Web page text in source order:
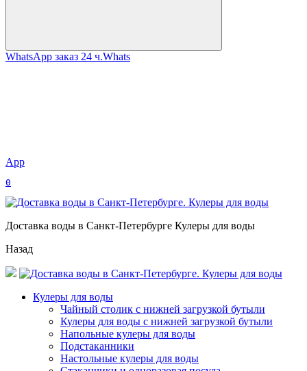
WhatsApp заказ 24 ч.Whats
App
0
Доставка воды в Санкт-Петербурге Кулеры для воды
Назад
Кулеры для воды
Чайный столик с нижней загрузкой бутыли
Кулеры для воды с нижней загрузкой бутыли
Напольные кулеры для воды
Подстаканники
Настольные кулеры для воды